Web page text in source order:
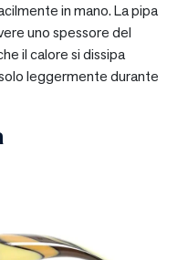
in mano. La pipa
uno spessore del
il calore si dissipa
leggermente durante